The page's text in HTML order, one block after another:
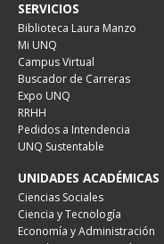
SERVICIOS
Biblioteca Laura Manzo
Mi UNQ
Campus Virtual
Buscador de Carreras
Expo UNQ
RRHH
Pedidos a Intendencia
UNQ Sustentable
UNIDADES ACADÉMICAS
Ciencias Sociales
Ciencia y Tecnología
Economía y Administración